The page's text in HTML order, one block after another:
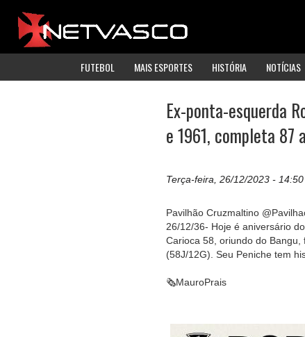
FUTEBOL MAIS ESPORTES HISTÓRIA NOTÍCIAS
Ex-ponta-esquerda
e 1961, completa 87
Terça-feira, 26/12/2023 - 14:50
Pavilhão Cruzmaltino
26/12/36- Hoje é aniversário
Carioca 58, oriundo do
(58J/12G). Seu Peniche tem
🗞️MauroPrais